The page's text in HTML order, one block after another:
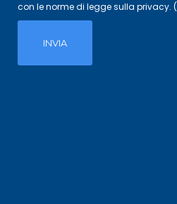
con le norme di legge sulla privacy. (